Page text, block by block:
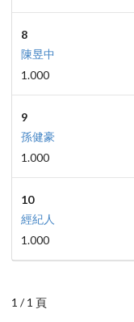
8
陳昱中
1.000
9
孫健豪
1.000
10
經紀人
1.000
1 / 1 頁